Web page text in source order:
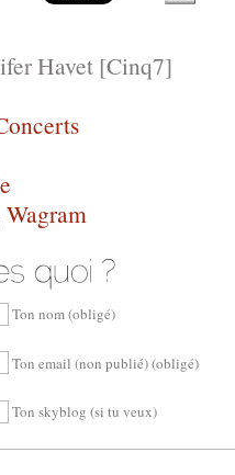
Havet [Cinq7]
Wagram
Ton nom (obligé)
Ton email (non publié) (obligé)
Ton skyblog (si tu veux)